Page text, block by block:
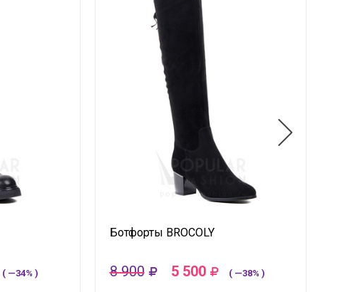
( —34% )
Ботфорты BROCOLY
8 900 5 500 ( —38% )